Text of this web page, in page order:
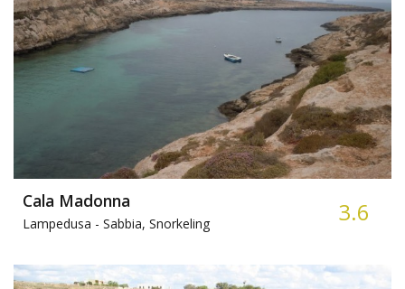
Cala Madonna
Lampedusa - Sabbia, Snorkeling 3.6